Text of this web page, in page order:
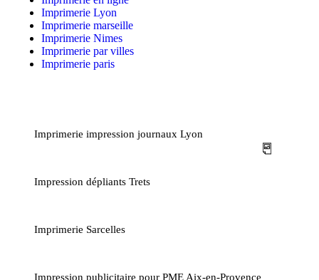
Imprimerie Lyon
Imprimerie marseille
Imprimerie Nimes
Imprimerie par villes
Imprimerie paris
Imprimerie impression journaux Lyon
Impression dépliants Trets
Imprimerie Sarcelles
Impression publicitaire pour PME Aix-en-Provence